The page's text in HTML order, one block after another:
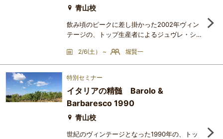
Sauvignon Chabot Vineyard
青山校
飲み頃のピークに差し掛かった2002年ヴィン
テージの、トップ生産者によるジュヴレ・シャ
インドで試飲し、生産年と生産者、ブドウ畑の
個性について検討します。【ワインリスト】
Gevrey-Chambertin Clos St Jacques 2002
Gevrey-Chambertin Clos St Jacques Vieille
Vigne 2002 Fourrier （世界最安値13万円）
Griotte-Chambertin 2002 PonsotRuchotte
2/6(土） ~ 堀賢一
特別セミナー
イタリアの精髄 Barolo &
Barbaresco 1990
青山校
世紀のヴィンテージとなった1990年の、トッ